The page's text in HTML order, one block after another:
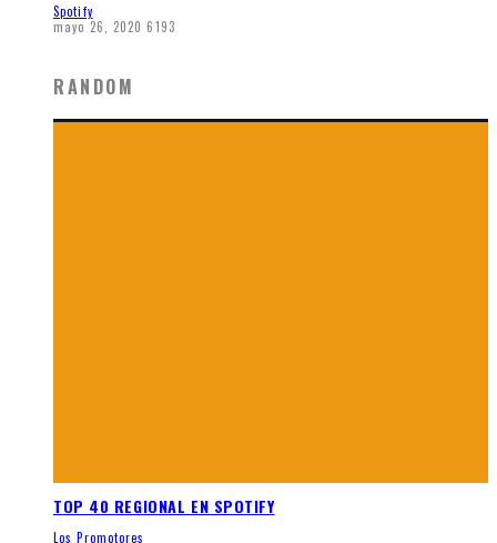
Spotify
mayo 26, 2020 6193
RANDOM
TOP 40 REGIONAL EN SPOTIFY
Los Promotores